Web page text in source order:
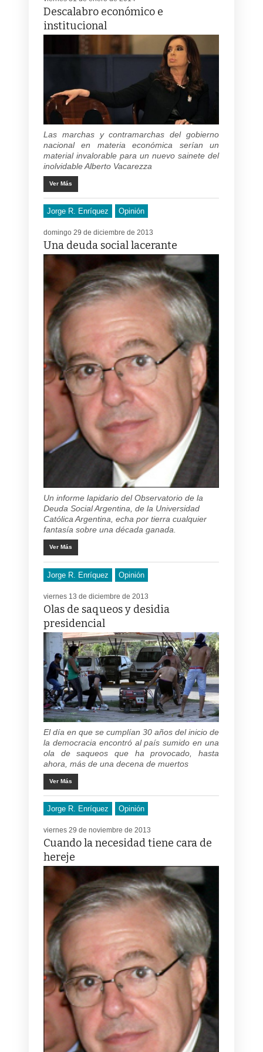
Descalabro económico e
institucional
Las marchas y contramarchas del gobierno
nacional en materia económica serían un
material invalorable para un nuevo sainete del
inolvidable Alberto Vacarezza
Ver Más
Jorge R. Enríquez Opinión
domingo 29 de diciembre de 2013
Una deuda social lacerante
Un informe lapidario del Observatorio de la
Deuda Social Argentina, de la Universidad
Católica Argentina, echa por tierra cualquier
fantasía sobre una década ganada.
Ver Más
Jorge R. Enríquez Opinión
viernes 13 de diciembre de 2013
Olas de saqueos y desidia
presidencial
El día en que se cumplían 30 años del inicio de
la democracia encontró al país sumido en una
ola de saqueos que ha provocado, hasta
ahora, más de una decena de muertos
Ver Más
Jorge R. Enríquez Opinión
viernes 29 de noviembre de 2013
Cuando la necesidad tiene cara de
hereje